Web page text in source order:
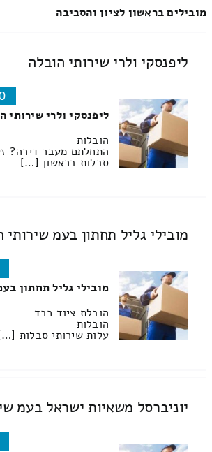
מובילים בראשון לציון והסביבה
ליפנסקי ולרי שירותי הובלה
ליפנסקי ולרי שירותי
הובלות
התחלתם מעבר דירה?
סבלות בראשון […]
מובילי גליל תחתון בעמ שירותי
מובילי גליל תחתון
הובלת ציוד כבד
הובלות
עלות שירותי סבלות
יוניברסל משאיות ישראל בעמ